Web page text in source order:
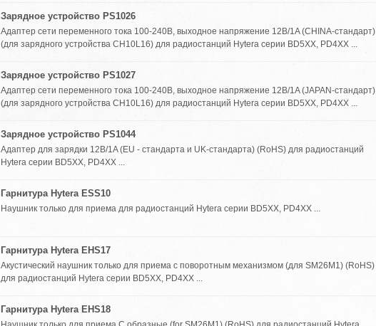
Зарядное устройство PS1026
Адаптер сети переменного тока 100-240В, выходное напряжение 12В/1A (CHINA-стандарт)
(для зарядного устройства CH10L16) для радиостанций Hytera серии BD5XX, PD4XX ...
Зарядное устройство PS1027
Адаптер сети переменного тока 100-240В, выходное напряжение 12В/1A (JAPAN-стандарт)
(для зарядного устройства CH10L16) для радиостанций Hytera серии BD5XX, PD4XX ...
Зарядное устройство PS1044
Адаптер для зарядки 12В/1A (EU - стандарта и UK-стандарта) (RoHS) для радиостанций
Hytera серии BD5XX, PD4XX ...
Гарнитура Hytera ESS10
Наушник только для приема для радиостанций Hytera серии BD5XX, PD4XX ...
Гарнитура Hytera EHS17
Акустический наушник только для приема с поворотным механизмом (для SM26M1) (RoHS)
для радиостанций Hytera серии BD5XX, PD4XX ...
Гарнитура Hytera EHS18